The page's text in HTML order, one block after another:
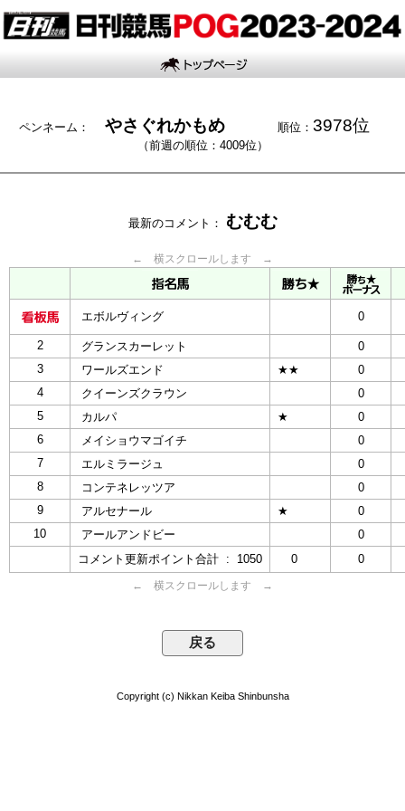
ペンネーム： やさぐれかもめ 順位： 3978位
（前週の順位：4009位）
最新のコメント： むむむ
← 横スクロールします →
エボルヴィング 0
2 グランスカーレット
0
3
ワールズエンド ★★
0
4
クイーンズクラウン
0
5
カルパ ★
0
6
メイショウマゴイチ
0
7
エルミラージュ
0
8
コンテネレッツア
0
9
アルセナール ★
0
10
アールアンドビー
0
コメント更新ポイント合計 : 1050
0 0
← 横スクロールします →
Copyright (c) Nikkan Keiba Shinbunsha